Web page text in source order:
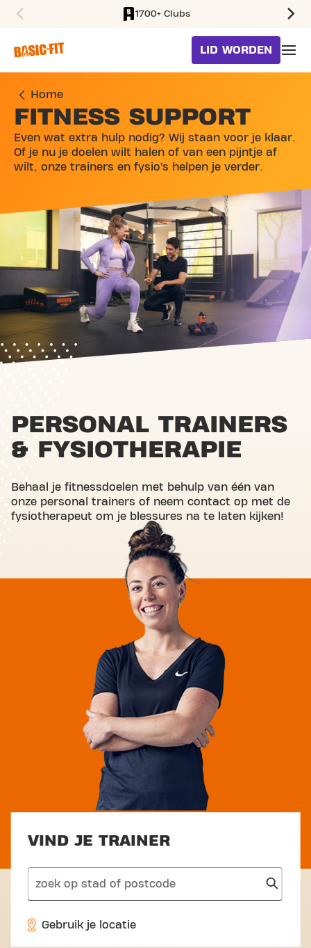
1700+ Clubs
LID WORDEN
Home
FITNESS SUPPORT
Even wat extra hulp nodig? Wij staan voor je klaar.
Of je nu je doelen wilt halen of van een pijntje af
wilt, onze trainers en fysio’s helpen je verder.
PERSONAL TRAINERS
& FYSIOTHERAPIE
Behaal je fitnessdoelen met behulp van één van
onze personal trainers of neem contact op met de
fysiotherapeut om je blessures na te laten kijken!
VIND JE TRAINER
search
Gebruik je locatie